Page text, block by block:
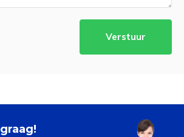
Verstuur